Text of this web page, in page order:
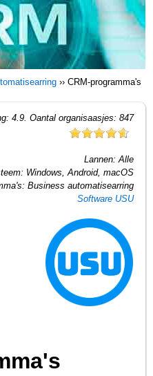
››CRM-programma's
4.9. Oantal organisaasjes: 847
Lannen: Alle
Windows, Android, macOS
Business automatisearring
Software USU